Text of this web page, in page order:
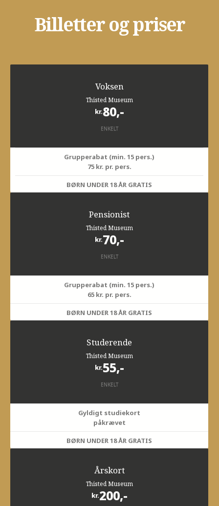
Billetter og priser
Voksen
Thisted Museum
kr.80,-
ENKELT
Grupperabat (min. 15 pers.)
75 kr. pr. pers.
BØRN UNDER 18 ÅR GRATIS
Pensionist
Thisted Museum
kr.70,-
ENKELT
Grupperabat (min. 15 pers.)
65 kr. pr. pers.
BØRN UNDER 18 ÅR GRATIS
Studerende
Thisted Museum
kr.55,-
ENKELT
Gyldigt studiekort
påkrævet
BØRN UNDER 18 ÅR GRATIS
Årskort
Thisted Museum
kr.200,-